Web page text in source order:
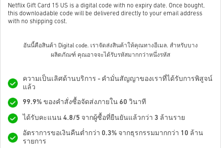
Netflix Gift Card 15 US is a digital code with no expiry date. Once bought,
this downloadable code will be delivered directly to your email address
with no shipping cost.
อันนี้คือสินค้า Digital code. เราจัดส่งสินค้าให้คุณทางอีเมล. สำหรับบาง
ผลิตภัณฑ์ คุณอาจจะได้รับรหัสมากกว่าหนึ่งรหัส
ความเป็นเลิศด้านบริการ - คำมั่นสัญญาของเราที่ได้รับการพิสูจน์
แล้ว
99.9% ของคำสั่งซื้อจัดส่งภายใน 60 วินาที
ได้รับคะแนน 4.8/5 จากผู้ซื้อที่ยืนยันแล้วกว่า 3 ล้านราย
อัตราการขอเงินคืนต่ำกว่า 0.3% จากธุรกรรมมากกว่า 10 ล้าน
รายการ